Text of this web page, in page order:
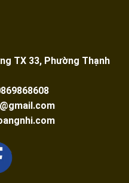
TX 33, Phường Thạnh